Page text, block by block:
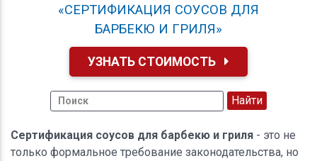
«СЕРТИФИКАЦИЯ СОУСОВ ДЛЯ
БАРБЕКЮ И ГРИЛЯ»
УЗНАТЬ СТОИМОСТЬ
Сертификация соусов для барбекю и гриля - это не
только формальное требование законодательства, но